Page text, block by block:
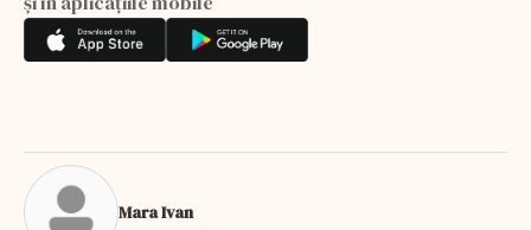
Mara Ivan